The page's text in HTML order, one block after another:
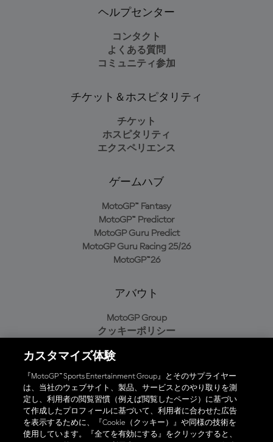
ヘルプセンター
コンタクト
よくある質問
コミュニティ参加
チケット＆ホスピタリティ
チケット
ホスピタリティ
エクスペリエンス
ゲームハブ
MotoGP™ Fantasy
MotoGP™ Predictor
MotoGP Guru Predict
MotoGP Guru Racing 25/26
MotoGP™26
アバウト
MotoGP Group
クッキーポリシー
プライバシーポリシー
購入ポリシー
オフィシャルアプリ
カスタマイズ体験
『MotoGP™ Sports Entertainment Group』とそのサプライヤー
は、当社のウェブサイト、製品、サービスとのやり取りを測
定し、利用者の閲覧習慣（例えば閲覧したページ）に基づい
て作成したプロフィールに基づいて、利用者に合わせた広告
を表示するために、『Cookie（クッキー）』や同様の技術を
使用しています。『全てを有効にする』をクリックすると、